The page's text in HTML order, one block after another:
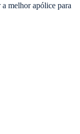
melhor apólice para